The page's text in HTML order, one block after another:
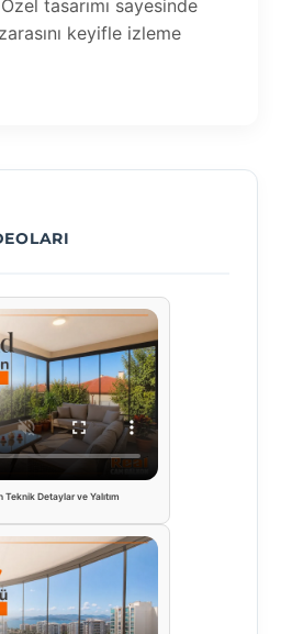
Özel tasarımı sayesinde
keyifle izleme
Teknik Detaylar ve Yalıtım